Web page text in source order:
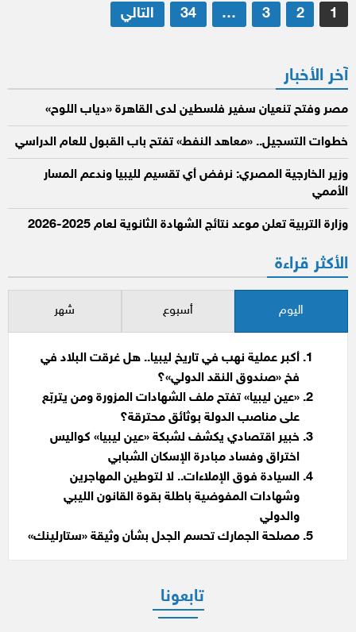
تعدد
صفحات
1
2
3
…
34 التالي
آخر الأخبار
مصر وفتح تنعيان سفير فلسطين لدى القاهرة «دياب اللوح»
خطوات التسجيل.. «معاهد النفط» تفتح باب القبول للعام الدراسي
وزير الخارجية المصري: نرفض أي تقسيم لليبيا وندعم المسار
الأممي
وزارة التربية تعلن موعد نتائج الشهادة الثانوية لعام 2025-2026
الأكثر قراءة
اليوم أسبوع شهر
أكبر عملية نهب في تاريخ ليبيا.. هل غرقت البلاد في
فخ «صندوق النقد الدولي»؟
«عين ليبيا» تفتح ملف الشهادات المزورة ومن يتربّع
على مناصب الدولة بوثائق محترقة؟
خبير اقتصادي يكشف لشبكة «عين ليبيا» كواليس
اختراق وفساد مبادرة الإسكان الشبابي
السيادة فوق الإملاءات.. لا لتوطين المهاجرين
وشهادات المفوضية باطلة بقوة القانون الليبي
والدولي
مصلحة الجمارك تحسم الجدل بشأن وثيقة «ستارلينك»
تابعونا